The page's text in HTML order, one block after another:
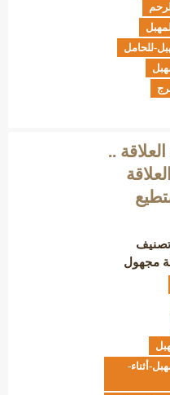
للحامل
..
مجهول
أثناء-